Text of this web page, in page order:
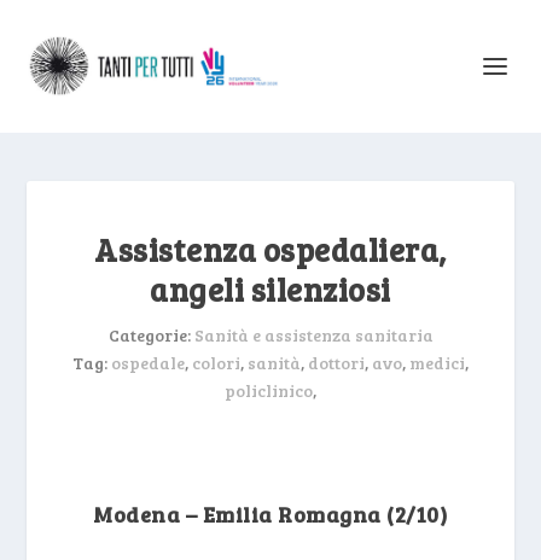
Assistenza ospedaliera,
angeli silenziosi
Categorie: Sanità e assistenza sanitaria
Tag: ospedale, colori, sanità, dottori, avo, medici,
policlinico,
Modena – Emilia Romagna (2/10)